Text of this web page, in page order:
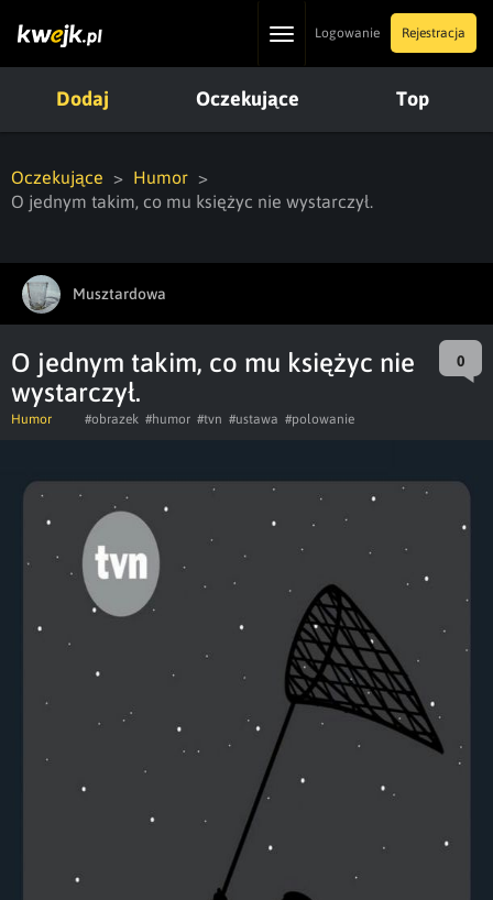
ToggleLogowanie Rejestracja
Dodaj Oczekujące Top
Oczekujące
Humor
O jednym takim, co mu księżyc nie wystarczył.
Musztardowa
O jednym takim, co mu księżyc nie
wystarczył.
0
Humor #obrazek #humor #tvn #ustawa #polowanie